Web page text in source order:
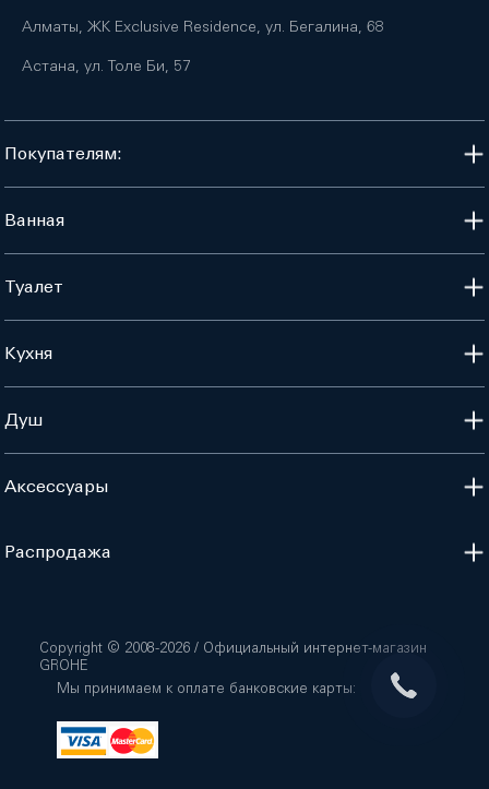
Алматы, ЖК Exclusive Residence, ул. Бегалина, 68
Астана, ул. Толе Би, 57
Покупателям:
Ванная
Туалет
Кухня
Душ
Аксессуары
Распродажа
Copyright © 2008-2026 / Официальный интернет-магазин
GROHE
Мы принимаем к оплате банковские карты: